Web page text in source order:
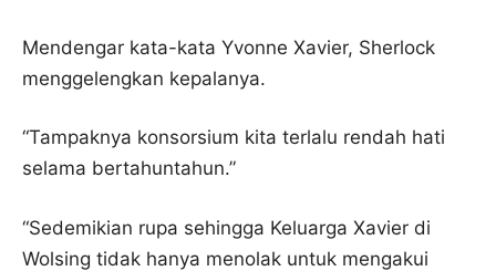
Mendengar kata-kata Yvonne Xavier, Sherlock
menggelengkan kepalanya.
“Tampaknya konsorsium kita terlalu rendah hati
selama bertahuntahun.”
“Sedemikian rupa sehingga Keluarga Xavier di
Wolsing tidak hanya menolak untuk mengakui